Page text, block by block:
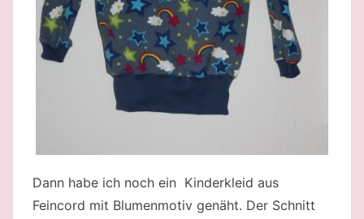
Dann habe ich noch ein Kinderkleid aus
Feincord mit Blumenmotiv genäht. Der Schnitt